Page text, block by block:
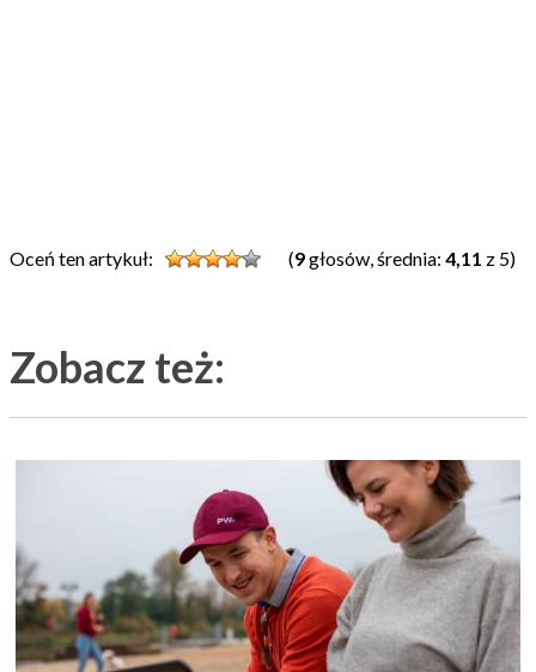
Oceń ten artykuł: (9głosów, średnia: 4,11 z 5)
Zobacz też: